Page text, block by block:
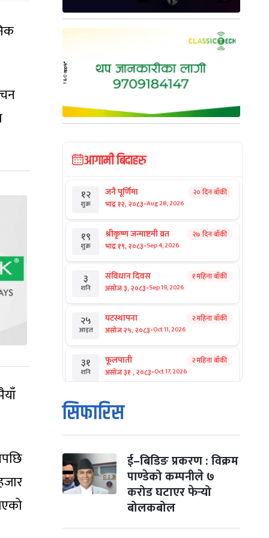
आगामी बिदाहरु
१२
शुक्र
जनै पूर्णिमा
भाद्र १२, २०८३-Aug 28, 2026
२० दिन बाँकी
१९
शुक्र
श्रीकृष्ण जन्माष्टमी व्रत
भाद्र १९, २०८३-Sep 4, 2026
२७ दिन बाँकी
३
शनि
संविधान दिवस
असोज ३, २०८३-Sep 19, 2026
१ महिना बाँकी
२५
आइत
घटस्थापना
असोज २५, २०८३-Oct 11, 2026
२ महिना बाँकी
३१
शनि
फूलपाती
असोज ३१ , २०८३-Oct 17, 2026
२ महिना बाँकी
१
आइत
कार्तिक सङ्क्रान्ति
कार्तिक १, २०८३
मंगल कार्तिक ३, २०८३-Oct 20, 2026
४ विजयादशमी
कार्तिक ४, २०८३- Oct 21, 2026
२ महिना बाँकी
५ पापा‌ङ्कुशा एकादशी व्रत २ महिना बाँकी
सिफारिस
ई–बिडिङ प्रकरण : विक्रम
पाण्डेको कम्पनीले ७
करोड घटाएर फेर्‍यो
बोलकबोल